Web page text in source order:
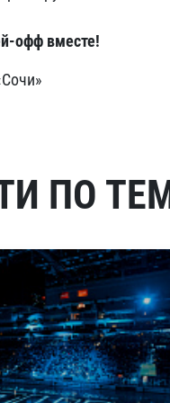
офф вместе!
ПО